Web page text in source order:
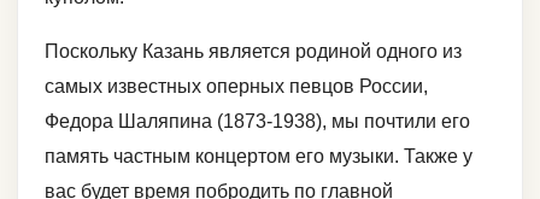
Поскольку Казань является родиной одного из
самых известных оперных певцов России,
Федора Шаляпина (1873-1938), мы почтили его
память частным концертом его музыки. Также у
вас будет время побродить по главной